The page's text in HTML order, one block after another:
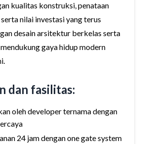
kualitas konstruksi, penataan
nilai investasi yang terus
desain arsitektur berkelas serta
gaya hidup modern
dan fasilitas:
oleh developer ternama dengan
24 jam dengan one gate system